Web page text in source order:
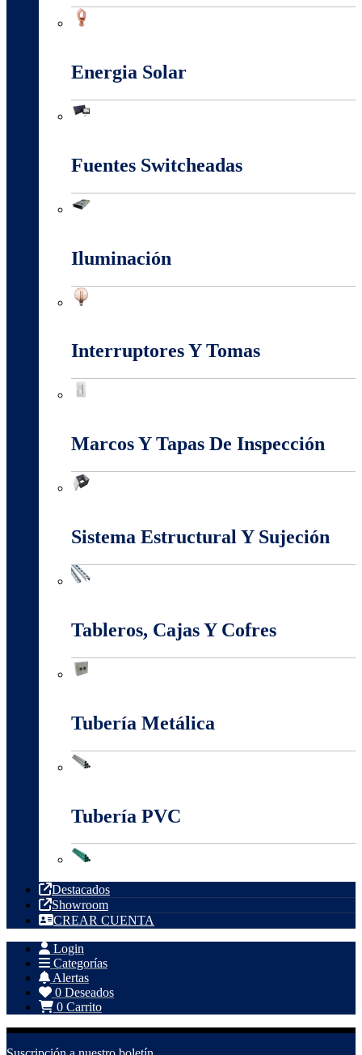
Energia Solar
Fuentes Switcheadas
Iluminación
Interruptores Y Tomas
Marcos Y Tapas De Inspección
Sistema Estructural Y Sujeción
Tableros, Cajas Y Cofres
Tubería Metálica
Tubería PVC
Destacados
Showroom
CREAR CUENTA
Login
Categorías
Alertas
0 Deseados
0 Carrito